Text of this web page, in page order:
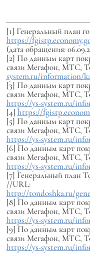
[1] Генеральный план
https://
(дата обращения:
[2] По данным карт
связи Мегафон, МТС,
system.ru/information/
[3] По данным карт
связи Мегафон, МТС,
https://ys-system.ru/
[4] https://
[5] По данным карт
связи Мегафон, МТС,
https://ys-system.ru/
[6] По данным карт
связи Мегафон, МТС,
https://ys-system.ru/
[7] Генеральный план
//URL:
http://tondoshka.ru/
[8] По данным карт
связи Мегафон, МТС,
https://ys-system.ru/
[9] По данным карт
связи Мегафон, МТС,
https://ys-system.ru/